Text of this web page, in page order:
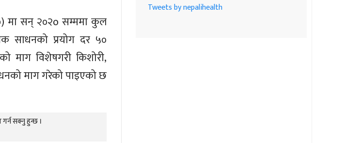
मा सन् २०२o सम्ममा कुल
साधनको प्रयोग दर ५०
माग विशेषगरी किशोरी,
माग गरेको पाइएको छ
सक्नु हुन्छ ।
Tweets by nepalihealth